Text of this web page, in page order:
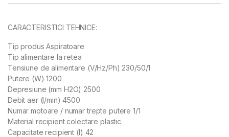
CARACTERISTICI TEHNICE:
Tip produs Aspiratoare
Tip alimentare la retea
Tensiune de alimentare (V/Hz/Ph) 230/50/1
Putere (W) 1200
Depresiune (mm H2O) 2500
Debit aer (l/min) 4500
Numar motoare / numar trepte putere 1/1
Material recipient colectare plastic
Capacitate recipient (l) 42